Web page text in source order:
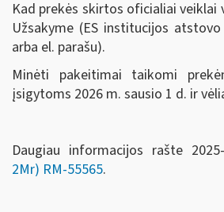
Kad prekės skirtos oficialiai
Užsakyme (ES institucijos
arba el. parašu).
Minėti pakeitimai taikomi
įsigytoms 2026 m. sausio 1 d. ir
Daugiau informacijos rašte
2Mr) RM-55565.